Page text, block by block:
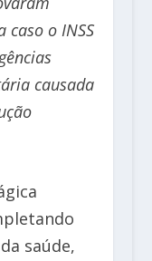
o INSS
causada
saúde,